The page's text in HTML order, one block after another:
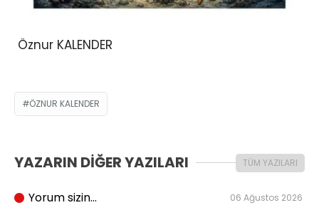
Öznur KALENDER
ÖZNUR KALENDER
YAZARIN DİĞER YAZILARI TÜM YAZILARI
Yorum sizin… 06 Ağustos 2026